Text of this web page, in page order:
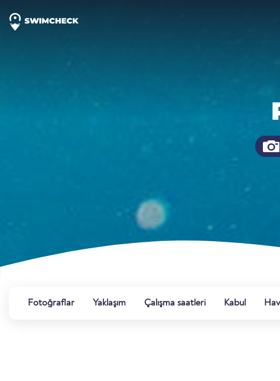
Fotoğraflar Yaklaşım Çalışma saatleri Kabul